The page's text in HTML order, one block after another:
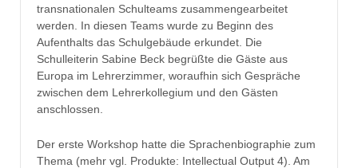
transnationalen Schulteams zusammengearbeitet
werden. In diesen Teams wurde zu Beginn des
Aufenthalts das Schulgebäude erkundet. Die
Schulleiterin Sabine Beck begrüßte die Gäste aus
Europa im Lehrerzimmer, woraufhin sich Gespräche
zwischen dem Lehrerkollegium und den Gästen
anschlossen.
Der erste Workshop hatte die Sprachenbiographie zum
Thema (mehr vgl. Produkte: Intellectual Output 4). Am